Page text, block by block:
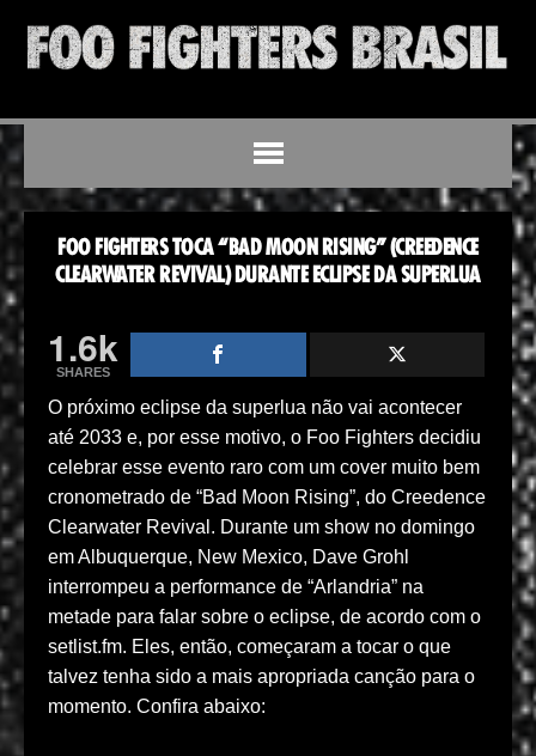
FOO FIGHTERS TOCA “BAD MOON RISING” (CREEDENCE
CLEARWATER REVIVAL) DURANTE ECLIPSE DA SUPERLUA
1.6k
SHARES
O próximo eclipse da superlua não vai acontecer
até 2033 e, por esse motivo, o Foo Fighters decidiu
celebrar esse evento raro com um cover muito bem
cronometrado de “Bad Moon Rising”, do Creedence
Clearwater Revival. Durante um show no domingo
em Albuquerque, New Mexico, Dave Grohl
interrompeu a performance de “Arlandria” na
metade para falar sobre o eclipse, de acordo com o
setlist.fm. Eles, então, começaram a tocar o que
talvez tenha sido a mais apropriada canção para o
momento. Confira abaixo: